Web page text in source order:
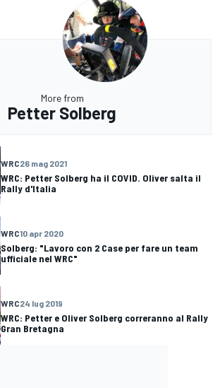
More from
Petter Solberg
WRC26 mag 2021
WRC: Petter Solberg ha il COVID. Oliver salta il
Rally d'Italia
WRC10 apr 2020
Solberg: "Lavoro con 2 Case per fare un team
ufficiale nel WRC"
WRC24 lug 2019
WRC: Petter e Oliver Solberg correranno al Rally
Gran Bretagna